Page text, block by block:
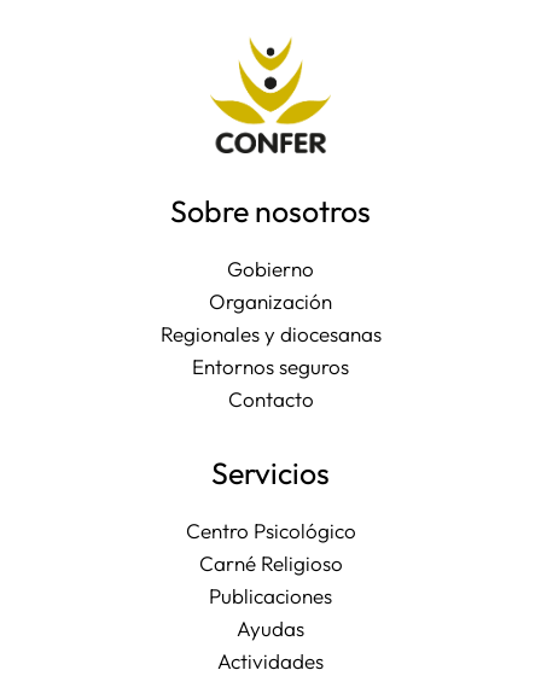
Sobre nosotros
Gobierno
Organización
Regionales y diocesanas
Entornos seguros
Contacto
Servicios
Centro Psicológico
Carné Religioso
Publicaciones
Ayudas
Actividades